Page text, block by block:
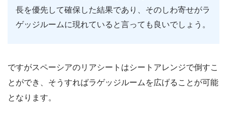
長を優先して確保した結果であり、そのしわ寄せがラ
ゲッジルームに現れていると言っても良いでしょう。
ですがスペーシアのリアシートはシートアレンジで倒すこ
とができ、そうすればラゲッジルームを広げることが可能
となります。